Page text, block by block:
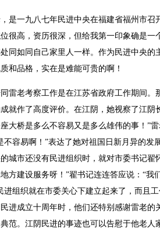
一九八七年民进中央在福建省福州市召
很高，资历很深，但给我第一印象确是一
同如同自己家里人一样。作为民进中央
和品格，实在是难能可贵的啊！
老考察工作是在江苏省政府工作期间。
就作了高度评价。在江阴，她视察了江阴
大桥是多么不容易又是多么雄伟的事！”
不容易啊！”表达了她对祖国日新月异的发
城市还没有民进组织时，就对市委书记翟
方建设服务呀！”翟书记连连答应说：“我
进组织就在市委关心下建立起来了，而且
进成立十周年时，他们还特别感谢雷老的
范。江阴民进的事迹也可以告慰于他老人